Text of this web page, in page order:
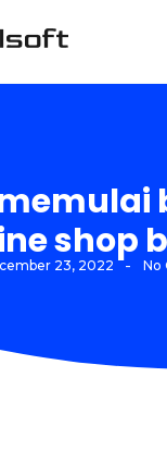
shop
23, 2022 - No